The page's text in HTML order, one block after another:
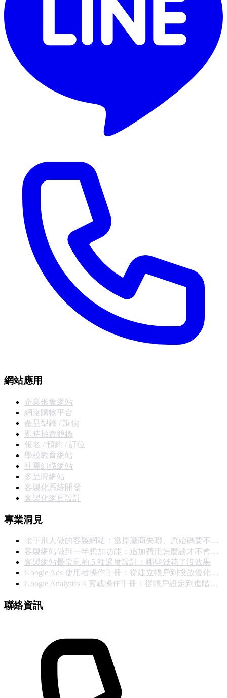
網站應用
企業形象網站
網路購物平台
產品型錄 / 詢價
即時拍賣競標
報名 / 預約 / 訂位
學校教育網站
社團組織網站
多品牌網站
客製化系統開發
客製化網頁設計
專業洞見
接手別人做的客製網站：當原廠商失聯、原始碼要不回來，你能怎麼辦
客製網站做到一半想加功能：追加費用怎麼談才不會撕破臉
客製網站最常見的 5 種過度設計：哪些錢花了沒效果
Google Ads 使用者操作手冊：從建立帳戶到投放優化的完整實戰指南
Google Analytics 4 實戰操作手冊：從帳戶設定到進階報表完整教學
聯絡資訊